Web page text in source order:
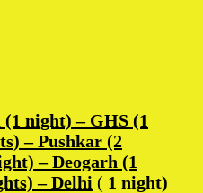
night) – GHS (1
– Pushkar (2
– Deogarh (1
– Delhi ( 1 night)